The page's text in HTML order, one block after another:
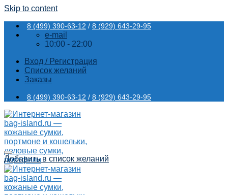
Skip to content
8 (499) 390-63-12 / 8 (929) 643-29-95
e-mail
10:00 - 22:00
Вход / Регистрация
Список желаний
Заказы
8 (499) 390-63-12 / 8 (929) 643-29-95
Добавить в список желаний